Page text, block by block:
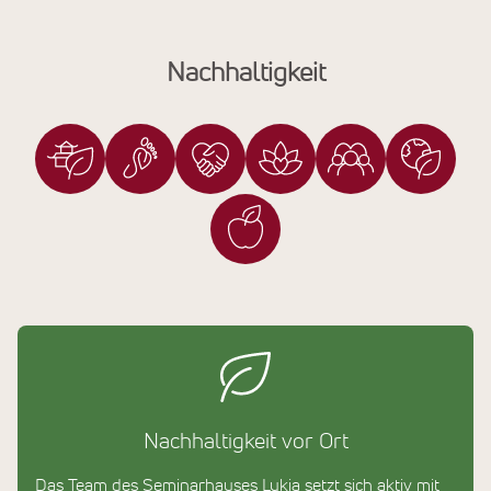
Nachhaltigkeit
Nachhaltigkeit vor Ort
Das Team des Seminarhauses Lykia setzt sich aktiv mit